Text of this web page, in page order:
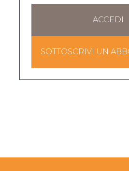
ACCEDI
SOTTOSCRIVI UN